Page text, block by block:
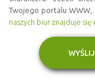
Twojego portalu WWW,
naszych biur znajduje